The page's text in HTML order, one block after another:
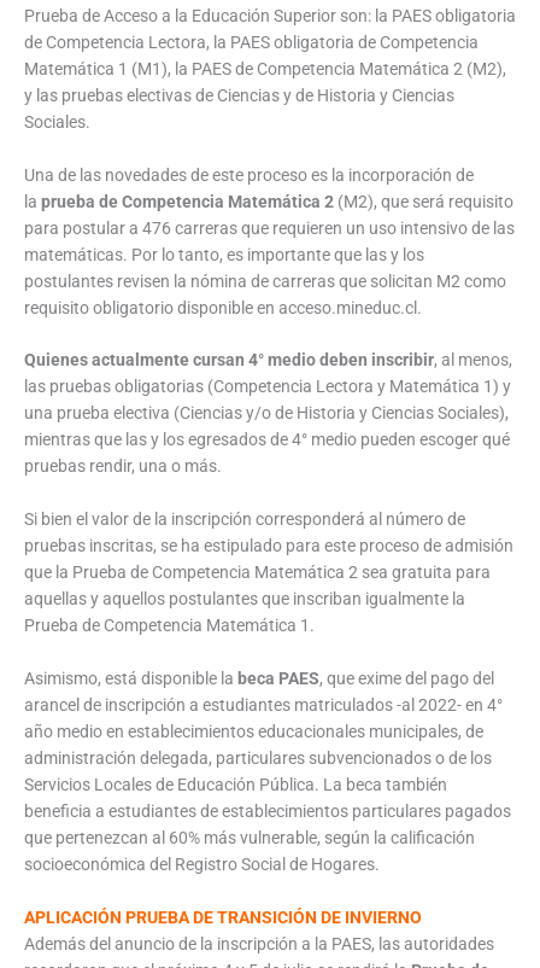
Prueba de Acceso a la Educación Superior son: la PAES obligatoria
de Competencia Lectora, la PAES obligatoria de Competencia
Matemática 1 (M1), la PAES de Competencia Matemática 2 (M2),
y las pruebas electivas de Ciencias y de Historia y Ciencias
Sociales.
Una de las novedades de este proceso es la incorporación de
la prueba de Competencia Matemática 2 (M2), que será requisito
para postular a 476 carreras que requieren un uso intensivo de las
matemáticas. Por lo tanto, es importante que las y los
postulantes revisen la nómina de carreras que solicitan M2 como
requisito obligatorio disponible en acceso.mineduc.cl.
Quienes actualmente cursan 4° medio deben inscribir, al menos,
las pruebas obligatorias (Competencia Lectora y Matemática 1) y
una prueba electiva (Ciencias y/o de Historia y Ciencias Sociales),
mientras que las y los egresados de 4° medio pueden escoger qué
pruebas rendir, una o más.
Si bien el valor de la inscripción corresponderá al número de
pruebas inscritas, se ha estipulado para este proceso de admisión
que la Prueba de Competencia Matemática 2 sea gratuita para
aquellas y aquellos postulantes que inscriban igualmente la
Prueba de Competencia Matemática 1.
Asimismo, está disponible la beca PAES, que exime del pago del
arancel de inscripción a estudiantes matriculados -al 2022- en 4°
año medio en establecimientos educacionales municipales, de
administración delegada, particulares subvencionados o de los
Servicios Locales de Educación Pública. La beca también
beneficia a estudiantes de establecimientos particulares pagados
que pertenezcan al 60% más vulnerable, según la calificación
socioeconómica del Registro Social de Hogares.
APLICACIÓN PRUEBA DE TRANSICIÓN DE INVIERNO
Además del anuncio de la inscripción a la PAES, las autoridades